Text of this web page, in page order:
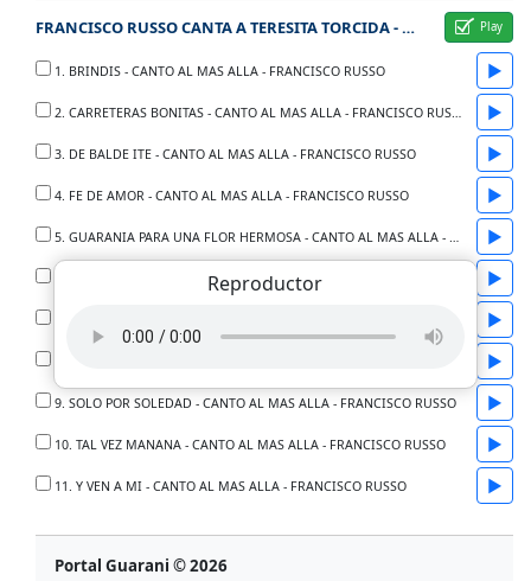
FRANCISCO RUSSO CANTA A TERESITA TORCIDA - CANTO AL MAS ALLA
1. BRINDIS - CANTO AL MAS ALLA - FRANCISCO RUSSO ▶
2. CARRETERAS BONITAS - CANTO AL MAS ALLA - FRANCISCO RUSSO ▶
3. DE BALDE ITE - CANTO AL MAS ALLA - FRANCISCO RUSSO ▶
4. FE DE AMOR - CANTO AL MAS ALLA - FRANCISCO RUSSO ▶
5. GUARANIA PARA UNA FLOR HERMOSA - CANTO AL MAS ALLA - FRANCISCO RUSSO ▶
6. LIBRE - CANTO AL MAS ALLA - FRANCISCO RUSSO ▶
▶
▶
9. SOLO POR SOLEDAD - CANTO AL MAS ALLA - FRANCISCO RUSSO ▶
10. TAL VEZ MANANA - CANTO AL MAS ALLA - FRANCISCO RUSSO ▶
11. Y VEN A MI - CANTO AL MAS ALLA - FRANCISCO RUSSO ▶
Portal Guarani © 2026
Reproductor